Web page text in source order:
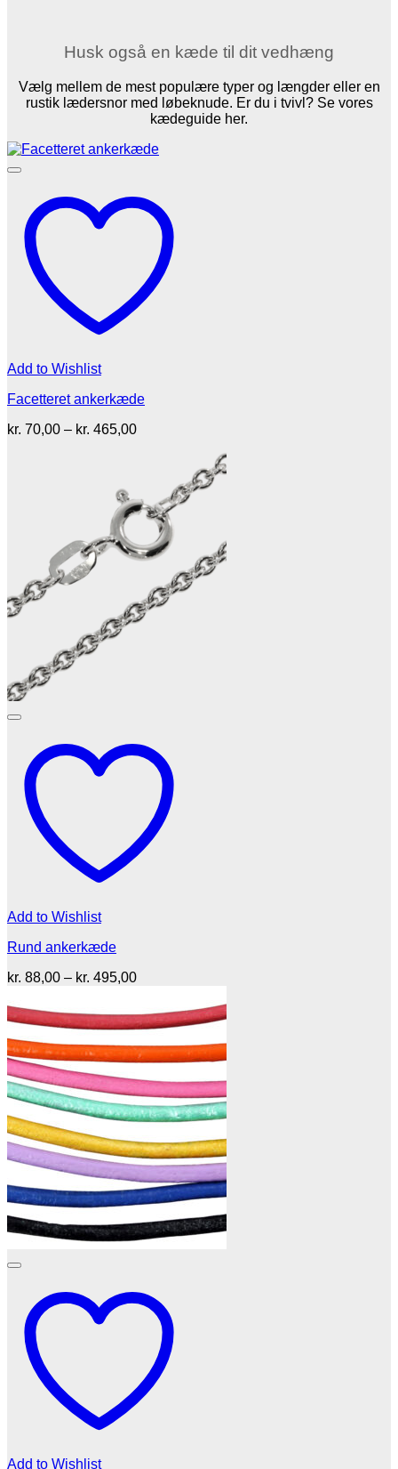
Husk også en kæde til dit vedhæng
Vælg mellem de mest populære typer og længder eller en
rustik lædersnor med løbeknude. Er du i tvivl? Se vores
kædeguide her.
Add to Wishlist
Facetteret ankerkæde
kr. 70,00 – kr. 465,00Prisinterval:
kr. 465,00
Add to Wishlist
Rund ankerkæde
kr. 88,00 – kr. 495,00Prisinterval:
kr. 495,00
Add to Wishlist